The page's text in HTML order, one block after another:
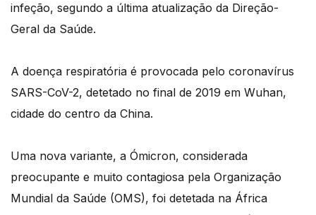
infeção, segundo a última atualização da Direção-
Geral da Saúde.
A doença respiratória é provocada pelo coronavírus
SARS-CoV-2, detetado no final de 2019 em Wuhan,
cidade do centro da China.
Uma nova variante, a Ómicron, considerada
preocupante e muito contagiosa pela Organização
Mundial da Saúde (OMS), foi detetada na África